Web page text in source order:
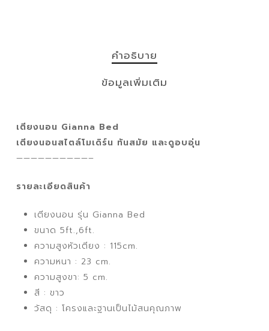
คำอธิบาย
ข้อมูลเพิ่มเติม
เตียงนอน Gianna Bed
เตียงนอนสไตล์โมเดิร์น ทันสมัย และดูอบอุ่น
——————————–
รายละเอียดสินค้า
เตียงนอน รุ่น Gianna Bed
ขนาด 5ft.,6ft.
ความสูงหัวเตียง : 115cm.
ความหนา : 23 cm.
ความสูงขา: 5 cm.
สี : ขาว
วัสดุ : โครงและฐานเป็นไม้สนคุณภาพ